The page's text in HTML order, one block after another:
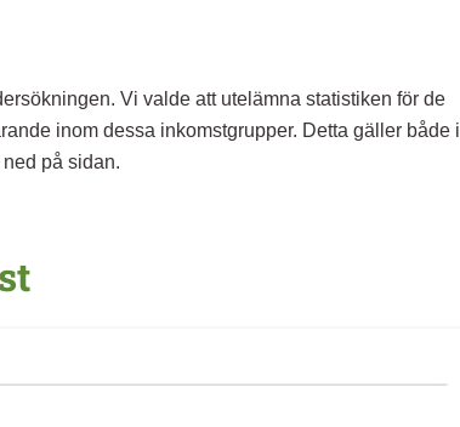
Vi valde att utelämna statistiken för de
inom dessa inkomstgrupper. Detta gäller både i
på sidan.